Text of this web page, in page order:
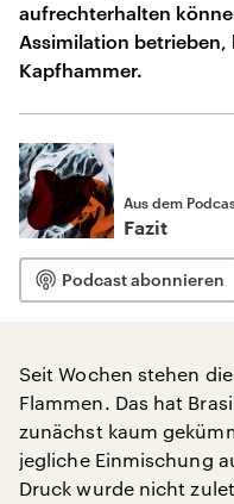
aufrechterhalten
Assimilation
Kapfhammer.
Aus dem
Fazit
Podcast abonnieren
Seit Wochen stehen
Flammen. Das hat
zunächst kaum
jegliche Einmischung
Druck wurde nicht